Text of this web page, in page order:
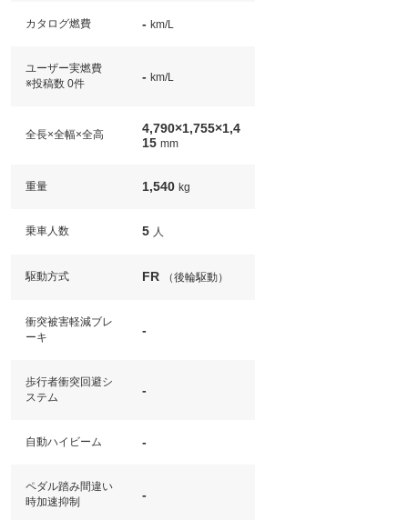
カタログ燃費 - km/L
ユーザー実燃費
※投稿数 0件
- km/L
全長×全幅×全高
4,790×1,755×1,4
15 mm
重量 1,540 kg
乗車人数 5 人
駆動方式 FR （後輪駆動）
衝突被害軽減ブレ
ーキ
-
歩行者衝突回避シ
ステム
-
自動ハイビーム -
ペダル踏み間違い
時加速抑制
-